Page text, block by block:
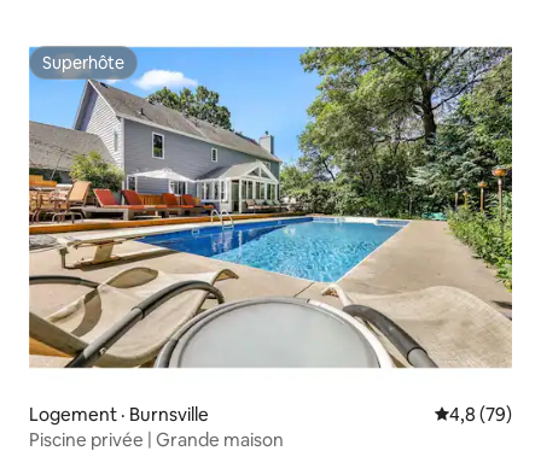
Superhôte
Superhôte
Logement · Burnsville Note
4,8 (79)
Piscine privée | Grande maison